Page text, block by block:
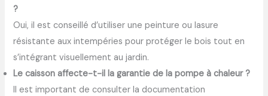
?
Oui, il est conseillé d’utiliser une peinture ou lasure
résistante aux intempéries pour protéger le bois tout en
s’intégrant visuellement au jardin.
Le caisson affecte-t-il la garantie de la pompe à chaleur ?
Il est important de consulter la documentation